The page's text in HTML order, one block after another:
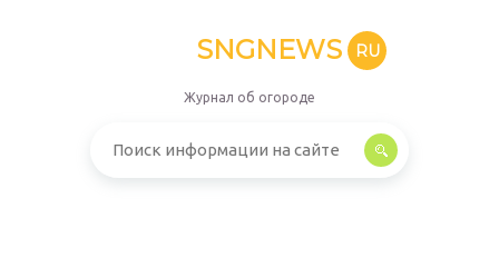
SNGNEWS RU
Журнал об огороде